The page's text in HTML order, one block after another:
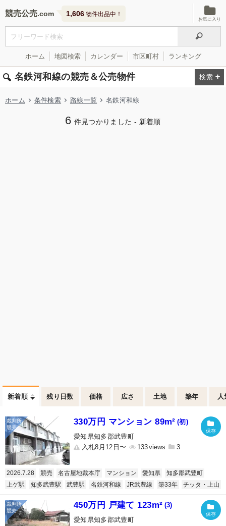
競売公売 1,606 物件出品中！
お気に入り
ホーム 地図検索 カレンダー 市区町村 ランキング
名鉄河和線の競売＆公売物件
ホーム 条件検索 路線一覧 名鉄河和線
6 件見つかりました - 新着順
新着順 残り日数 価格 広さ 土地 築年 人
330万円 マンション 89m² (初)
愛知県知多郡武豊町
入札8月12日〜
133 3
2026.7.28 競売 名古屋地裁本庁 マンション 愛知県
知多郡武豊町
上ゲ駅
知多武豊駅 武豊駅 名鉄河和線 JR武豊線 築33年 チッタ・上山
450万円 戸建て 123m² (3)
愛知県知多郡武豊町